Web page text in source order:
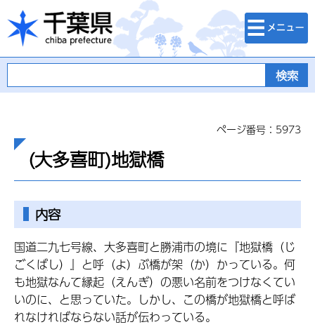
千葉県
検索・メニュ
ー
ページ番号：5973
(大多喜町)地獄橋
内容
国道二九七号線、大多喜町と勝浦市の境に『地獄橋（じ
ごくばし）』と呼（よ）ぶ橋が架（か）かっている。何
も地獄なんて縁起（えんぎ）の悪い名前をつけなくてい
いのに、と思っていた。しかし、この橋が地獄橋と呼ば
れなければならない話が伝わっている。